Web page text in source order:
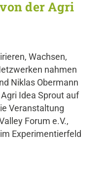
der Agri
Wachsen,
nahmen
Niklas Obermann
Idea Sprout auf
Veranstaltung
Forum e.V.,
Experimentierfeld